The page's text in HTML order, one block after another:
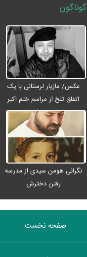
گوناگون
عکس/ مازیار لرستانی با یک
اتفاق تلخ از مراسم ختم اکبر
عبدی رفت
نگرانی هومن سیدی از مدرسه
رفتن دخترش
صفحه نخست